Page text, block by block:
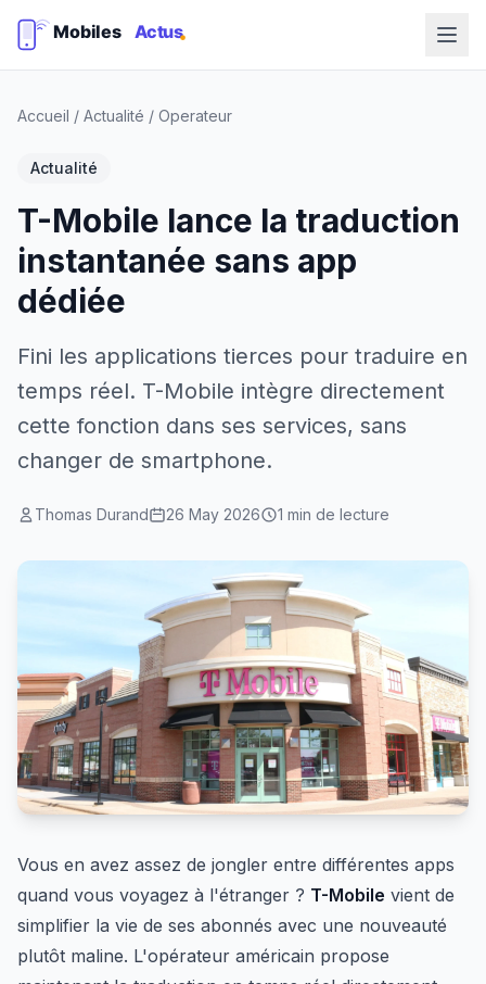
Accueil / Actualité / Operateur
Actualité
T-Mobile lance la traduction
instantanée sans app
dédiée
Fini les applications tierces pour traduire en
temps réel. T-Mobile intègre directement
cette fonction dans ses services, sans
changer de smartphone.
Thomas Durand 26 May 2026 1 min de lecture
Vous en avez assez de jongler entre différentes apps
quand vous voyagez à l'étranger ? T-Mobile vient de
simplifier la vie de ses abonnés avec une nouveauté
plutôt maline. L'opérateur américain propose